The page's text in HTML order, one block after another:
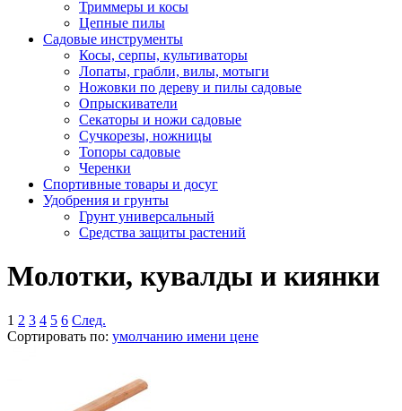
Триммеры и косы
Цепные пилы
Садовые инструменты
Косы, серпы, культиваторы
Лопаты, грабли, вилы, мотыги
Ножовки по дереву и пилы садовые
Опрыскиватели
Секаторы и ножи садовые
Сучкорезы, ножницы
Топоры садовые
Черенки
Спортивные товары и досуг
Удобрения и грунты
Грунт универсальный
Средства защиты растений
Молотки, кувалды и киянки
1 2 3 4 5 6 След.
Сортировать по: умолчанию имени цене